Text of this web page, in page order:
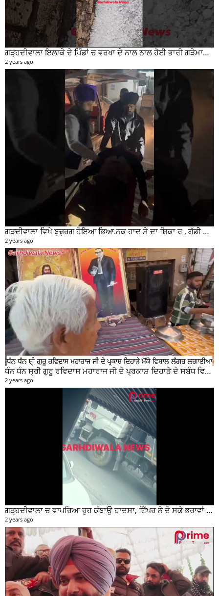
ਗੜ੍ਹਦੀਵਾਲਾ ਇਲਾਕੇ ਦੇ ਪਿੰਡਾਂ ਚ ਵਰਖਾ ਦੇ ਨਾਲ ਨਾਲ ਹੋਈ ਭਾਰੀ ਗੜੇਮਾਰੀ ਦੀਆਂ ਦੇਖੋ ਤਸਵੀਰਾਂ #garhdiwala #snow
2 years ago
ਗੜਦੀਵਾਲਾ ਵਿਖੇ ਬੁਜ਼ੁਰਗ ਹੋਇਆ ਭਿਆ.ਨਕ ਹਾਦ ਸੇ ਦਾ ਸ਼ਿਕਾ ਰ , ਗੱਡੀ ਸਵਾਰ ਮੌਕੇ ਤੋ ਫਰਾਰ
2 years ago
ਧੰਨ ਧੰਨ ਸ੍ਰੀ ਗੁਰੂ ਰਵਿਦਾਸ ਮਹਾਰਾਜ ਜੀ ਦੇ ਪ੍ਰਕਾਸ਼ ਦਿਹਾੜੇ ਦੇ ਸਬੰਧ ਵਿਚ ਮੇਨ ਰੋੜ ਵਿਖੇ ਲਾਗਾਇਆ ਵਿਸ਼ਾਲ ਲੰਗਰ
2 years ago
ਗੜ੍ਹਦੀਵਾਲਾ ਚ ਵਾਪਰਿਆ ਰੂਹ ਕੰਬਾਊ ਹਾਦਸਾ, ਟਿੱਪਰ ਨੇ ਦੋ ਸਕੇ ਭਰਾਵਾਂ ਨੂੰ ਕੁਚਲਿਆ, ਸੀਸੀਟੀਵੀ ਫੁਟੇਜ ਵੀ ਆਈ ਸਾਹਮਣੇ
2 years ago